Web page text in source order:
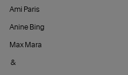
Ami Paris
Anine Bing
Max Mara
&